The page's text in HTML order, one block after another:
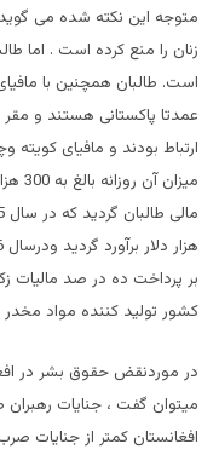
متوجه این نکته شده می
زنان را منع کرده است . اما
است. طالبان همچنین با
عمدتا پاکستانی هستند و
ارتباط بودند و مافیای
بر پرداخت ده در صد مالیات
کشور تولید کننده مواد مخدر
در موردنقض حقوق بشر در
میتوان گفت ، جنایات
افغانستان کمتر از جنایات